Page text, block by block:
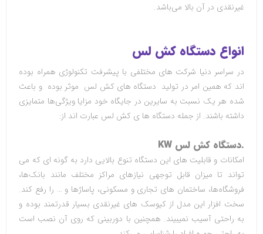
غیرنقدی در آن بالا می‌باشد.
انواع دستگاه کش لس
در سراسر دنیا شرکت های مختلفی با پیشرفت تکنولوژی همراه بوده
اند که همین امر در تولید دستگاه های کش لس موثر بوده و باعث
شده هر یک نسبت به سایرین در جایگاه خود مزایا ویژگی‌ها متمایزی
داشته باشند. از جمله دستگاه ها ی کش لس عبارت اند از:
.دستگاه کش لس KW
امکانات و قابلیت های این دستگاه تنوع بالایی دارد به گونه ای که می
تواند تا میزان قابل توجهی نیازهای مراکز مختلف مانند بانک‌ها،
فروشگاه‌ها، ساختمان های تجاری و مسکونی، پاساژها و … را رفع کند.
سخت افزار این مدل از کیوسک های غیرنقدی بسیار قدرتمند بوده و
به راحتی آسیب نمیبیند. همچنین با دوربینی که روی آن نصب است